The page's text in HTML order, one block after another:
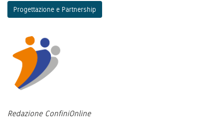
Progettazione e Partnership
Redazione ConfiniOnline